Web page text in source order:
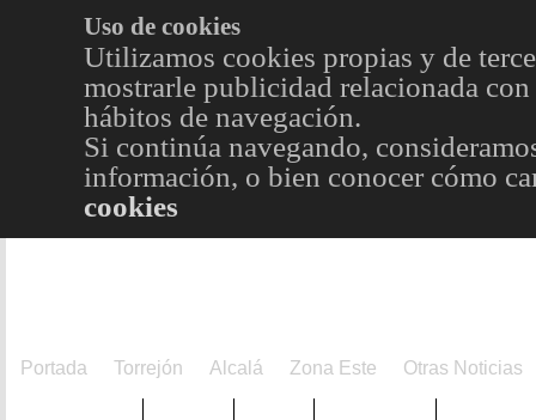
Uso de cookies
Utilizamos cookies propias y de
mostrarle publicidad relacionada
hábitos de navegación.
Si continúa navegando,
información, o bien conocer cómo
cookies
Portada Torrejón Alcalá Zona Este Otras Noticias